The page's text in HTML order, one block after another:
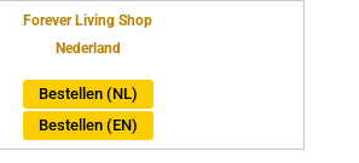
Forever Living Shop
Nederland
Bestellen (NL)
Bestellen (EN)